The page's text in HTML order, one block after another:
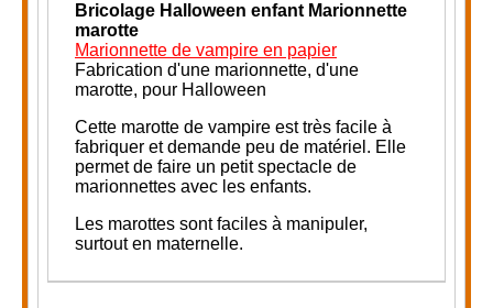
Bricolage Halloween enfant Marionnette
marotte
Marionnette de vampire en papier
Fabrication d'une marionnette, d'une
marotte, pour Halloween
Cette marotte de vampire est très facile à
fabriquer et demande peu de matériel. Elle
permet de faire un petit spectacle de
marionnettes avec les enfants.
Les marottes sont faciles à manipuler,
surtout en maternelle.